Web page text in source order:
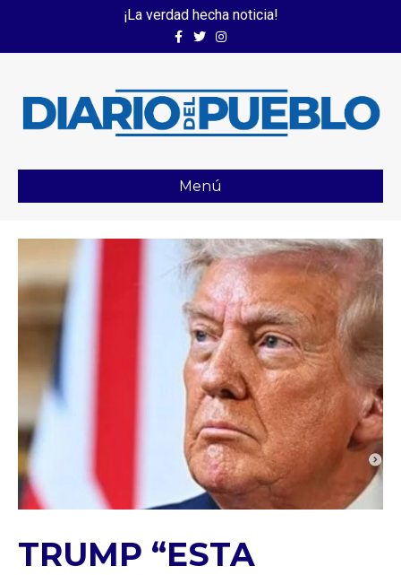
¡La verdad hecha noticia!
FacebookTwitterInstagram
Menú
TRUMP “ESTA